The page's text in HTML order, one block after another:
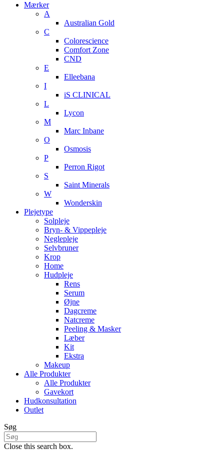
Mærker
A
Australian Gold
C
Colorescience
Comfort Zone
CND
E
Elleebana
I
iS CLINICAL
L
Lycon
M
Marc Inbane
O
Osmosis
P
Perron Rigot
S
Saint Minerals
W
Wonderskin
Plejetype
Solpleje
Bryn- & Vippepleje
Neglepleje
Selvbruner
Krop
Home
Hudpleje
Rens
Serum
Øjne
Dagcreme
Natcreme
Peeling & Masker
Læber
Kit
Ekstra
Makeup
Alle Produkter
Alle Produkter
Gavekort
Hudkonsultation
Outlet
Søg
Close this search box.